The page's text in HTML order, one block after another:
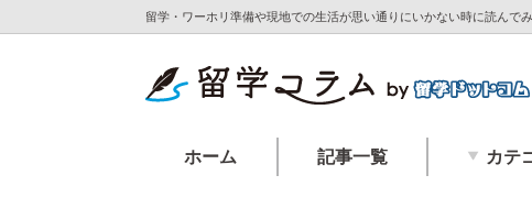
留学・ワーホリ準備や現地での生活が思い通りにいかない時に読んで
ホーム 記事一覧 カテ